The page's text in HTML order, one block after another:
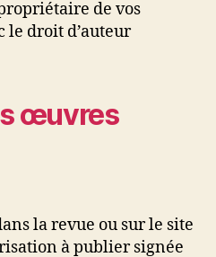
de vos
le droit d’auteur
œuvres
la revue ou sur le site
à publier signée